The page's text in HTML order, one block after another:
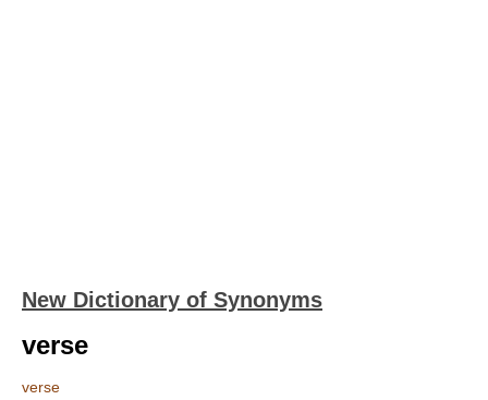
New Dictionary of Synonyms
verse
verse